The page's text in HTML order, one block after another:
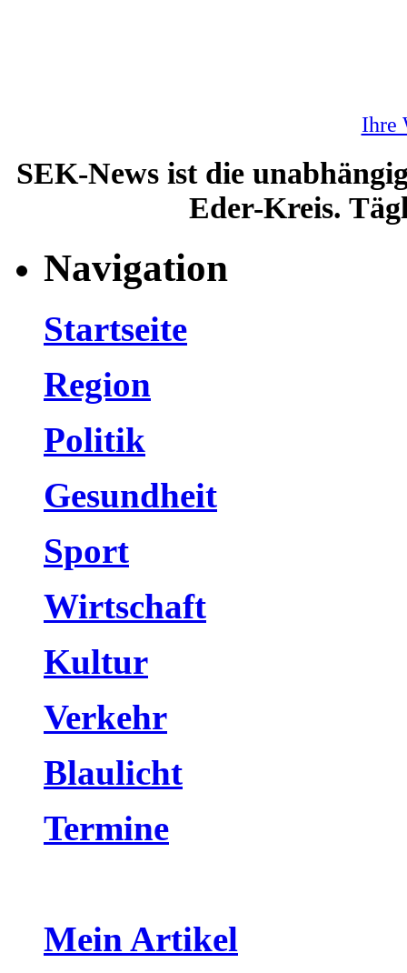
Ihre
SEK-News ist die
Eder-Kreis.
Navigation
Startseite
Region
Politik
Gesundheit
Sport
Wirtschaft
Kultur
Verkehr
Blaulicht
Termine
Mein Artikel